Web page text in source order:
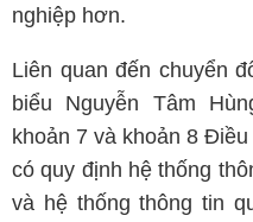
nghiệp hơn.
Liên quan đến chuyển
biểu Nguyễn Tâm
khoản 7 và khoản 8
có quy định hệ thống
và hệ thống thông tin